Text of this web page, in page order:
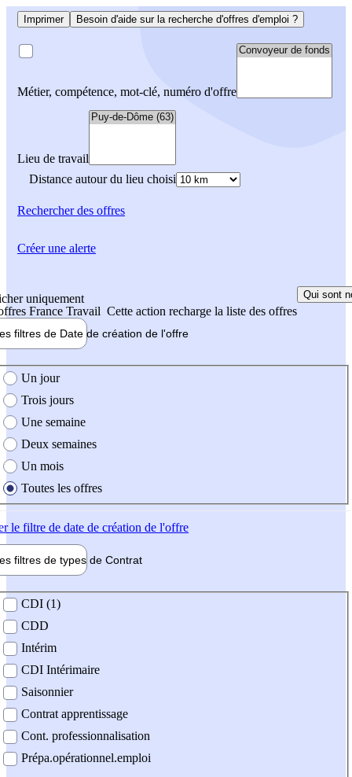
Imprimer Besoin d'aide sur la recherche d'offres d'emploi ?
Métier, compétence, mot-clé, numéro d'offre
Lieu de travail
Distance autour du lieu choisi
Rechercherdes offres
uniquement
France Travail Cette action recharge la liste des offres
Qui sont
filtres de Date de création de l'offre
création de l'offre
Un jour
Trois jours
Une semaine
Deux semaines
Un mois
Toutes les offres
le filtre de date de création de l'offre
filtres de types de Contrat
contrat
CDI (1)
CDD
Intérim
CDI Intérimaire
Saisonnier
Contrat apprentissage
Cont. professionnalisation
Prépa.opérationnel.emploi
Créer une alerte